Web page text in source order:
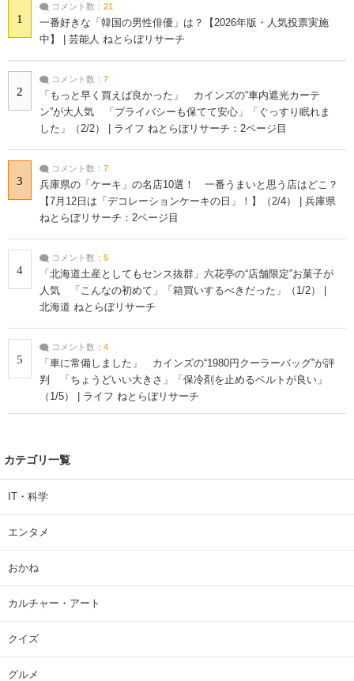
1
コメント数： 21
一番好きな「韓国の男性俳優」は？【2026年版・人気投票実施
中】 | 芸能人 ねとらぼリサーチ
2
コメント数： 7
「もっと早く買えば良かった」 カインズの“車内遮光カーテ
ン”が大人気 「プライバシーも保てて安心」「ぐっすり眠れま
した」（2/2） | ライフ ねとらぼリサーチ：2ページ目
3
コメント数： 7
兵庫県の「ケーキ」の名店10選！ 一番うまいと思う店はどこ？
【7月12日は「デコレーションケーキの日」！】（2/4） | 兵庫県
ねとらぼリサーチ：2ページ目
4
コメント数： 5
「北海道土産としてもセンス抜群」六花亭の“店舗限定”お菓子が
人気 「こんなの初めて」「箱買いするべきだった」（1/2） |
北海道 ねとらぼリサーチ
5
コメント数： 4
「車に常備しました」 カインズの“1980円クーラーバッグ”が評
判 「ちょうどいい大きさ」「保冷剤を止めるベルトが良い」
（1/5） | ライフ ねとらぼリサーチ
カテゴリ一覧
IT・科学
エンタメ
おかね
カルチャー・アート
クイズ
グルメ